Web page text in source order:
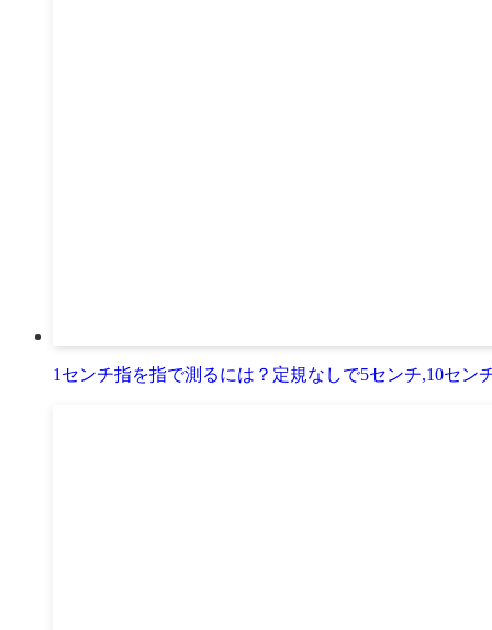
1センチ指を指で測るには？定規なしで5センチ,10セン